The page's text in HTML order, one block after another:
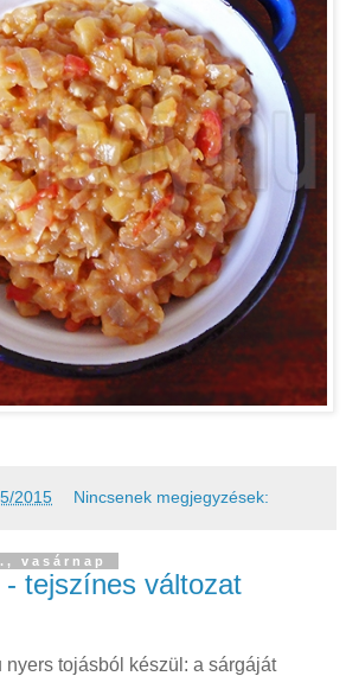
2015 Nincsenek megjegyzések:
vasárnap
tejszínes változat
nyers tojásból készül: a sárgáját